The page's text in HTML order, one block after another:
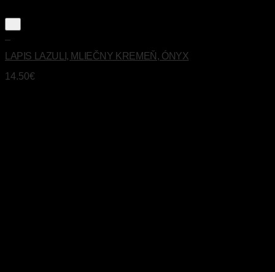
LAPIS LAZULI, MLIEČNY KREMEŇ, ÓNYX
14.50€